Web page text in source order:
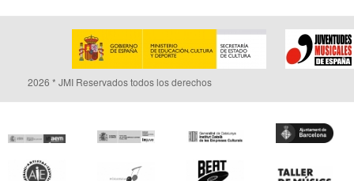
2026 * JMI Reservados todos los derechos